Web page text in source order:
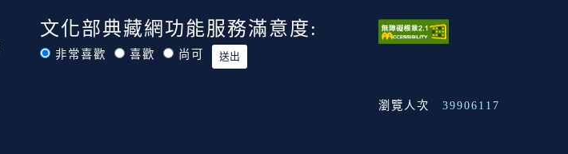
文化部典藏網功能服務滿意度:
非常喜歡 喜歡 尚可
瀏覽人次 39906117